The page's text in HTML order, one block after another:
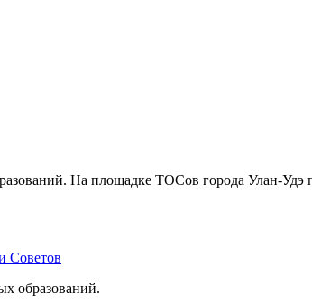
На площадке ТОСов города Улан-Удэ
Советов
образований.